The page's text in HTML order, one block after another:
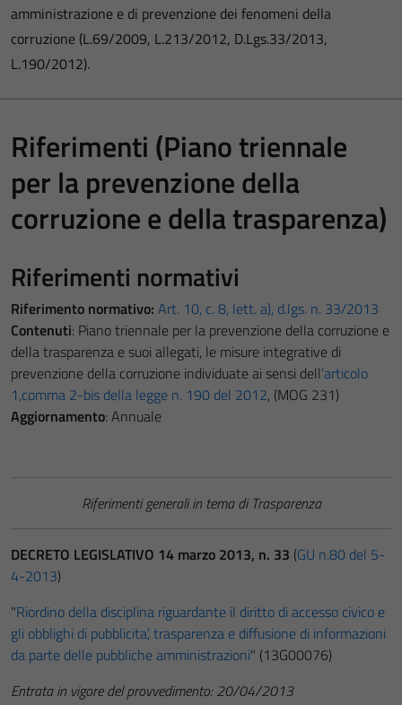
amministrazione e di prevenzione dei fenomeni della
corruzione (L.69/2009, L.213/2012, D.Lgs.33/2013,
L.190/2012).
Riferimenti (Piano triennale
per la prevenzione della
corruzione e della trasparenza)
Riferimenti normativi
Riferimento normativo: Art. 10, c. 8, lett. a), d.lgs. n. 33/2013
Contenuti: Piano triennale per la prevenzione della corruzione e
della trasparenza e suoi allegati, le misure integrative di
prevenzione della corruzione individuate ai sensi dell'articolo
1,comma 2-bis della legge n. 190 del 2012, (MOG 231)
Aggiornamento: Annuale
Riferimenti generali in tema di Trasparenza
DECRETO LEGISLATIVO 14 marzo 2013, n. 33 (GU n.80 del 5-
4-2013)
"Riordino della disciplina riguardante il diritto di accesso civico e
gli obblighi di pubblicita’, trasparenza e diffusione di informazioni
da parte delle pubbliche amministrazioni" (13G00076)
Entrata in vigore del provvedimento: 20/04/2013